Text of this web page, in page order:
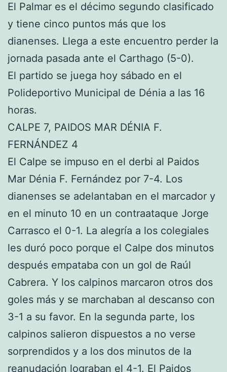
El Palmar es el décimo segundo clasificado
y tiene cinco puntos más que los
dianenses. Llega a este encuentro perder la
jornada pasada ante el Carthago (5-0).
El partido se juega hoy sábado en el
Polideportivo Municipal de Dénia a las 16
horas.
CALPE 7, PAIDOS MAR DÉNIA F.
FERNÁNDEZ 4
El Calpe se impuso en el derbi al Paidos
Mar Dénia F. Fernández por 7-4. Los
dianenses se adelantaban en el marcador y
en el minuto 10 en un contraataque Jorge
Carrasco el 0-1. La alegría a los colegiales
les duró poco porque el Calpe dos minutos
después empataba con un gol de Raúl
Cabrera. Y los calpinos marcaron otros dos
goles más y se marchaban al descanso con
3-1 a su favor. En la segunda parte, los
calpinos salieron dispuestos a no verse
sorprendidos y a los dos minutos de la
reanudación lograban el 4-1. El Paidos